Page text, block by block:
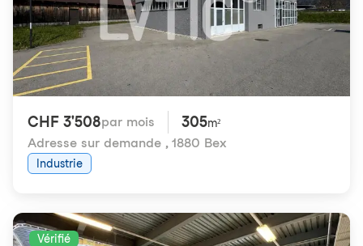
CHF 3'508par mois 305m²
Adresse sur demande , 1880 Bex
Industrie
Vérifié